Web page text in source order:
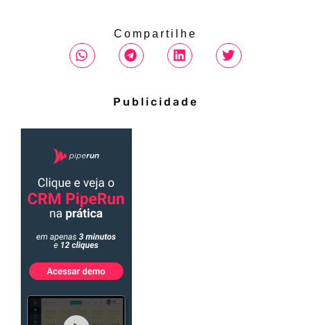
Compartilhe
Publicidade